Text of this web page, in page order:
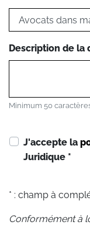
Description de la
Minimum 50
J'accepte la
Juridique *
* : champ à
Conformément à